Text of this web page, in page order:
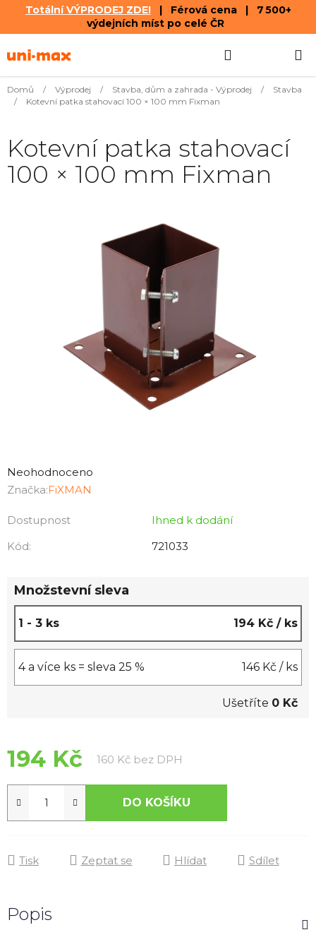
Totální VÝPRODEJ ZDE!| Férová cena | 7 500+
výdejních míst po celé ČR
na
KOŠÍK
Domů / Výprodej / Stavba, dům a zahrada - Výprodej /
Stavba
/
Kotevní patka stahovací 100 × 100 mm Fixman
hodnocení
produktu
0,0
z
Neohodnoceno
Značka:FiXMAN
Dostupnost
Ihned k dodání
Kód:
721033
Množstevní sleva
1 - 3 ks 194 Kč / ks
4 a více ks = sleva 25 % 146 Kč / ks
Ušetříte 0 Kč
194 Kč 160 Kč bez DPH
DO KOŠÍKU
Tisk Zeptat se Hlídat Sdílet
Kotevní patka stahovací
100 × 100 mm Fixman
Popis